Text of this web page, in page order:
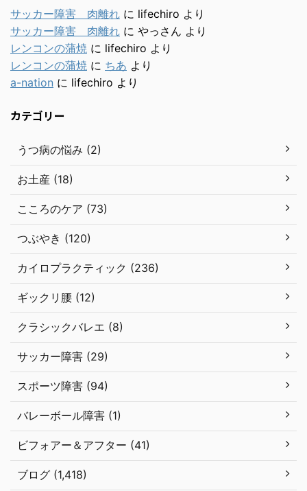
サッカー障害 肉離れ に lifechiro より
サッカー障害 肉離れ に やっさん より
レンコンの蒲焼 に lifechiro より
レンコンの蒲焼 に ちあ より
a-nation に lifechiro より
カテゴリー
うつ病の悩み (2)
お土産 (18)
こころのケア (73)
つぶやき (120)
カイロプラクティック (236)
ギックリ腰 (12)
クラシックバレエ (8)
サッカー障害 (29)
スポーツ障害 (94)
バレーボール障害 (1)
ビフォアー＆アフター (41)
ブログ (1,418)